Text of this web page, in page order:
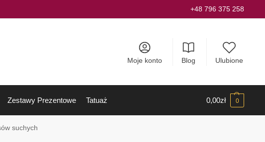
+48 796 375 258
Moje konto Blog Ulubione
Zestawy Prezentowe Tatuaż 0,00zł 0
suchych